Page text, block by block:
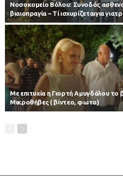
Νοσοκομείο Βόλου: Συνοδός
βιαιοπραγία – Τί ισχυρίζεταιγια
Με επιτυχία η Γιορτή Αμυγδάλου
Μικροθήβες ( βίντεο, φωτο)